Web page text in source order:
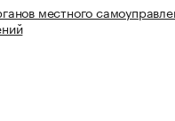
местного